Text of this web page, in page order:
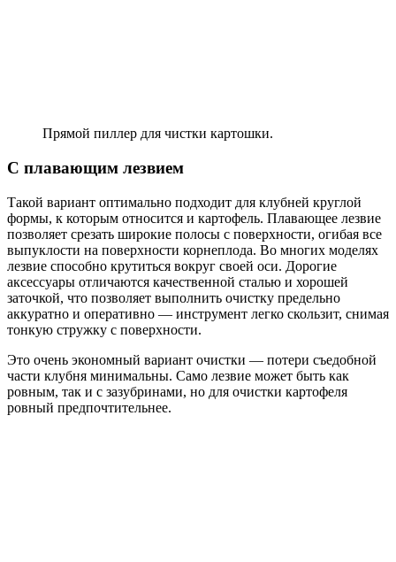
Прямой пиллер для чистки картошки.
С плавающим лезвием
Такой вариант оптимально подходит для клубней круглой
формы, к которым относится и картофель. Плавающее лезвие
позволяет срезать широкие полосы с поверхности, огибая все
выпуклости на поверхности корнеплода. Во многих моделях
лезвие способно крутиться вокруг своей оси. Дорогие
аксессуары отличаются качественной сталью и хорошей
заточкой, что позволяет выполнить очистку предельно
аккуратно и оперативно — инструмент легко скользит, снимая
тонкую стружку с поверхности.
Это очень экономный вариант очистки — потери съедобной
части клубня минимальны. Само лезвие может быть как
ровным, так и с зазубринами, но для очистки картофеля
ровный предпочтительнее.